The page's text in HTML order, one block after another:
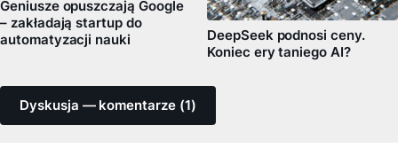
Geniusze opuszczają Google
– zakładają startup do
automatyzacji nauki
DeepSeek podnosi ceny.
Koniec ery taniego AI?
Dyskusja — komentarze (1)